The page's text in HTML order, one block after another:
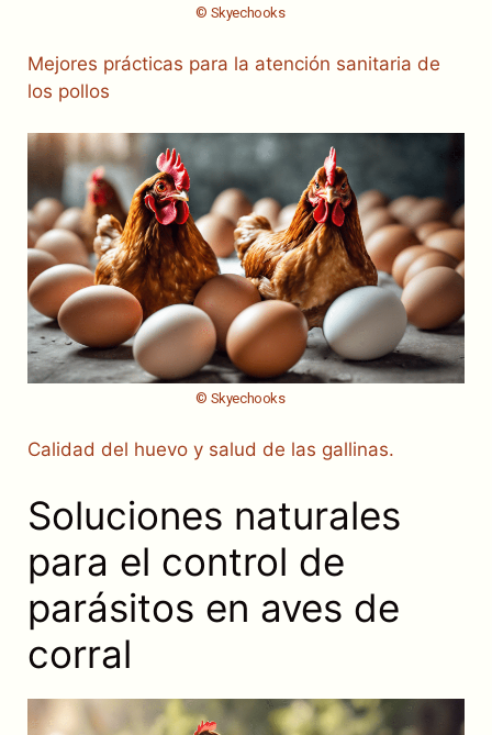
© Skyechooks
Mejores prácticas para la atención sanitaria de
los pollos
© Skyechooks
Calidad del huevo y salud de las gallinas.
Soluciones naturales
para el control de
parásitos en aves de
corral